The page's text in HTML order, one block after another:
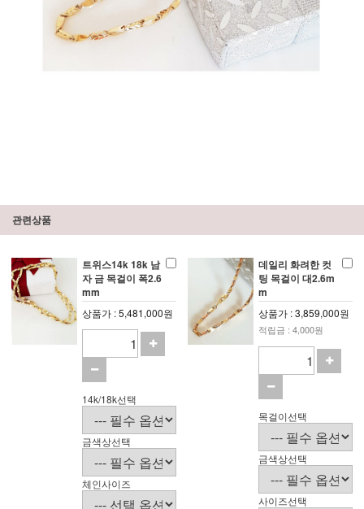
관련상품
트위스14k 18k 남
자 금 목걸이 폭2.6
mm
상품가 : 5,481,000원
14k/18k선택
금색상선택
체인사이즈
데일리 화려한 컷
팅 목걸이 대2.6m
m
상품가 : 3,859,000원
적립금 : 4,000원
목걸이선택
금색상선택
사이즈선택